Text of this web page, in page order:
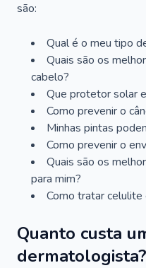
são:
Qual é o meu tipo
Quais são os
cabelo?
Que protetor solar
Como prevenir o
Minhas pintas
Como prevenir o
Quais são os
para mim?
Como tratar celulite
Quanto custa
dermatologista?